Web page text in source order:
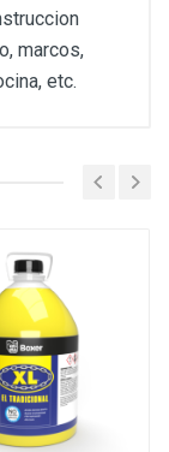
marcos,
etc.